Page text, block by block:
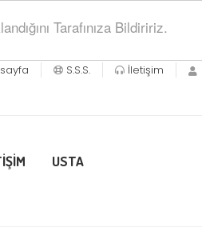
Tarafınıza Bildiririz.
S.S.S. İletişim
USTA